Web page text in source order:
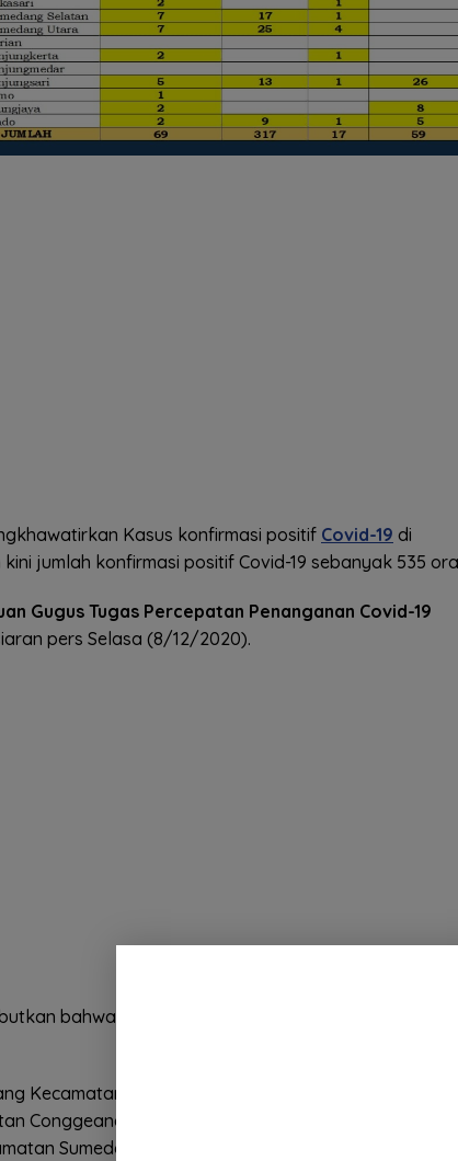
Kasus konfirmasi positif Covid-19 di
jumlah konfirmasi positif Covid-19 sebanyak 535
Gugus Tugas Percepatan Penanganan Covid-19
pers Selasa (8/12/2020).
bahwa hari ini ada 26 orang penambahan
Kecamatan Sumedang Utara, 1 orang Kecamatan
Conggeang, 1 orang Kecamatan Sukasari, 6 orang
Sumedang Utara (in/out) dan 3 orang Kecamatan